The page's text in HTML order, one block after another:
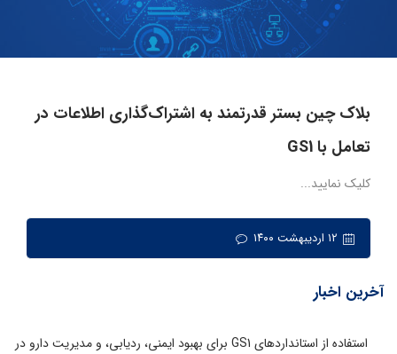
بلاک چین بستر قدرتمند به اشتراک‌گذاری اطلاعات در
تعامل با GS1
کلیک نمایید...
آخرین اخبار
استفاده از استانداردهای GS1 برای بهبود ایمنی، ردیابی، و مدیریت دارو در